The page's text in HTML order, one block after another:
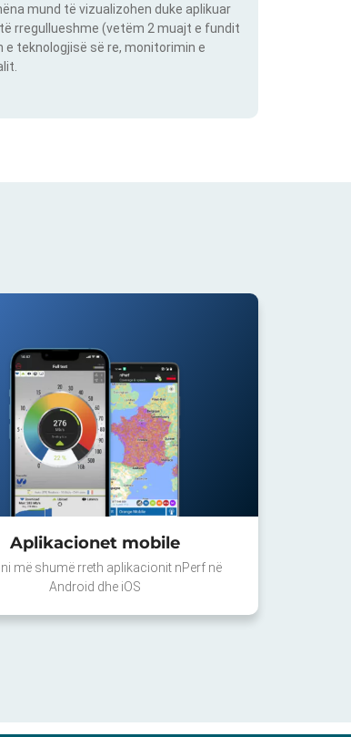
mund të vizualizohen duke aplikuar
të rregullueshme (vetëm 2 muajt e fundit
teknologjisë së re, monitorimin e
Aplikacionet mobile
më shumë rreth aplikacionit nPerf në
Android dhe iOS